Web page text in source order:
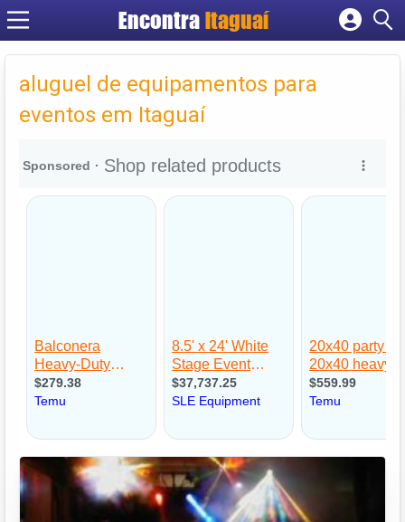
EncontraItaguaí
Cadastrar empresa
Criar conta
aluguel de equipamentos para
eventos em Itaguaí